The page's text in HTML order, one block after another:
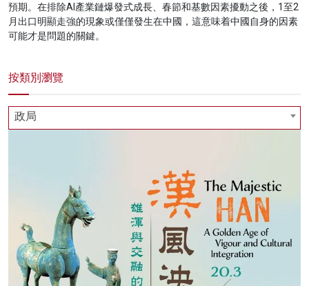
預期。在排除AI產業鏈爆發式成長、春節和基數因素擾動之後，1至2
月出口明顯走強的現象或僅僅發生在中國，這意味着中國自身的因素
可能才是問題的關鍵。
按類別瀏覽
政局